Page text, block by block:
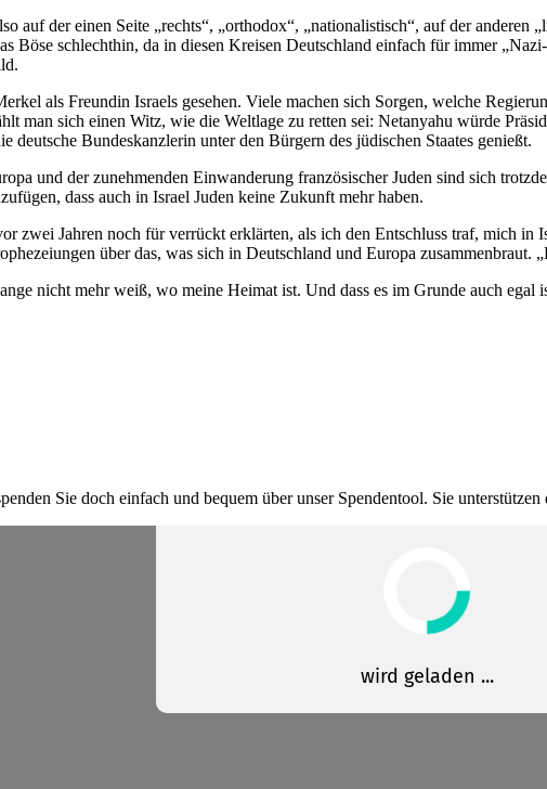
auf der einen Seite „rechts“, „orthodox“, „natio­na­lis­tisch“, auf der
Böse schlechthin, da in diesen Kreisen Deutschland einfach für immer
als Freundin Israels gesehen. Viele machen sich Sorgen, welche
man sich einen Witz, wie die Weltlage zu retten sei: Netanyahu würde
deutsche Bundes­kanz­lerin unter den Bürgern des jüdischen Staates genießt.
und der zuneh­menden Einwan­derung franzö­si­scher Juden sind sich
dass auch in Israel Juden keine Zukunft mehr haben.
zwei Jahren noch für verrückt erklärten, als ich den Entschluss traf, mich in
über das, was sich in Deutschland und Europa
nicht mehr weiß, wo meine Heimat ist. Und dass es im Grunde auch
Sie doch einfach und bequem über unser Spendentool. Sie